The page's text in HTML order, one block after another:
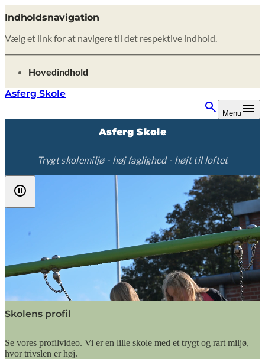
Indholdsnavigation
Vælg et link for at navigere til det respektive indhold.
gå til
Hovedindhold
Asferg Skole
Menu
Asferg Skole
Trygt skolemiljø - høj faglighed - højt til loftet
Skolens profil
Se vores profilvideo. Vi er en lille skole med et trygt og rart miljø,
hvor trivslen er høj.